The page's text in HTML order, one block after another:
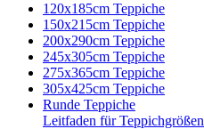
120x185cm Teppiche
150x215cm Teppiche
200x290cm Teppiche
245x305cm Teppiche
275x365cm Teppiche
305x425cm Teppiche
Runde Teppiche
Leitfaden für Teppichgrößen